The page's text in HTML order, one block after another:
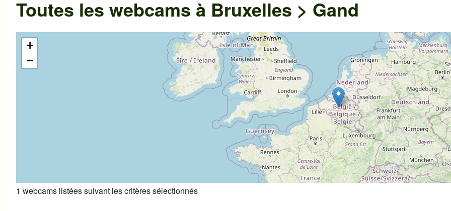
Toutes les webcams à Bruxelles > Gand
+
−
1 webcams listées suivant les critères sélectionnés